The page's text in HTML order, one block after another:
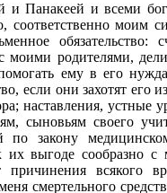
и Панакеей и всеми
соответственно моим
обязательство:
моими родителями,
ему в его
если они захотят его
наставления, устные
сыновьям своего
по закону
выгоде сообразно с
всякого
смертельного